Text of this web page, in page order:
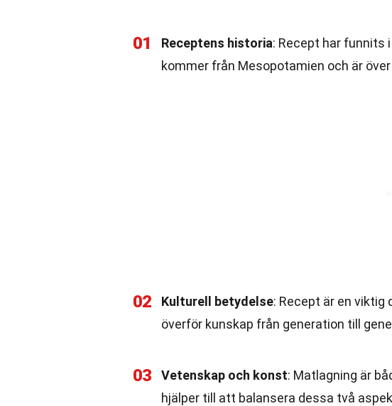
01 Receptens historia: Recept har funnits
kommer från Mesopotamien och är
02 Kulturell betydelse: Recept är en viktig
överför kunskap från generation till
03 Vetenskap och konst: Matlagning är
hjälper till att balansera dessa två